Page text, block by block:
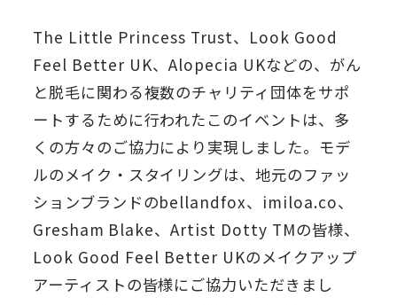
The Little Princess Trust、Look Good
Feel Better UK、Alopecia UKなどの、がん
と脱毛に関わる複数のチャリティ団体をサポ
ートするために行われたこのイベントは、多
くの方々のご協力により実現しました。モデ
ルのメイク・スタイリングは、地元のファッ
ションブランドのbellandfox、imiloa.co、
Gresham Blake、Artist Dotty TMの皆様、
Look Good Feel Better UKのメイクアップ
アーティストの皆様にご協力いただきまし